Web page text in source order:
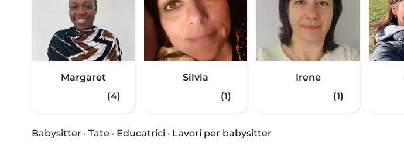
Margaret
(4)
Silvia
(1)
Irene
(1)
Babysitter · Tate · Educatrici · Lavori per babysitter